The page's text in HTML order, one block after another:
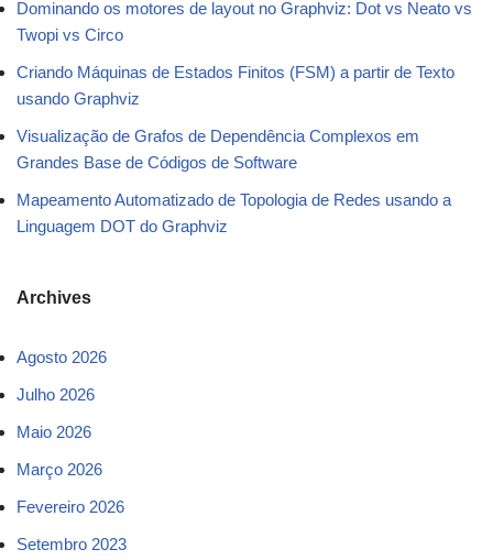
Dominando os motores de layout no Graphviz: Dot vs Neato vs
Twopi vs Circo
Criando Máquinas de Estados Finitos (FSM) a partir de Texto
usando Graphviz
Visualização de Grafos de Dependência Complexos em
Grandes Base de Códigos de Software
Mapeamento Automatizado de Topologia de Redes usando a
Linguagem DOT do Graphviz
Archives
Agosto 2026
Julho 2026
Maio 2026
Março 2026
Fevereiro 2026
Setembro 2023